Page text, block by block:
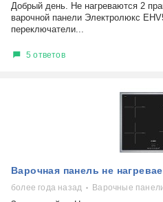
Добрый день. Не нагреваются 2
варочной панели Электролюкс
переключатели...
5 ответов
Варочная панель не
более года назад Варочные